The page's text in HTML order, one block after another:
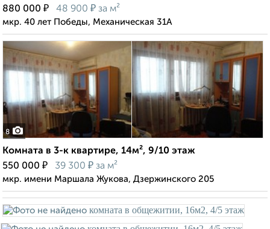
880 000 ₽ 48 900 ₽ за м²
мкр. 40 лет Победы, Механическая 31А
8
Комната в 3-к квартире, 14м², 9/10 этаж
550 000 ₽ 39 300 ₽ за м²
мкр. имени Маршала Жукова, Дзержинского 205